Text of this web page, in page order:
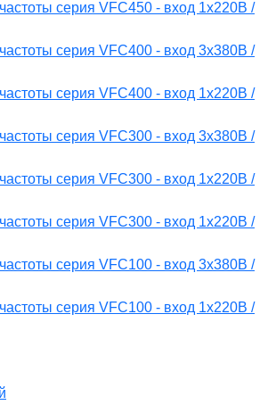
серия VFC450 - вход 1х220В /
серия VFC400 - вход 3х380В /
серия VFC400 - вход 1х220В /
серия VFC300 - вход 3х380В /
серия VFC300 - вход 1х220В /
серия VFC300 - вход 1х220В /
серия VFC100 - вход 3х380В /
серия VFC100 - вход 1х220В /